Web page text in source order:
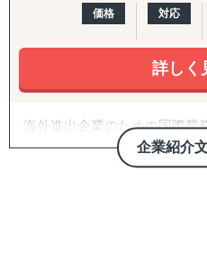
弊社の競合調査では、競合の
のマーケティング戦略の支援
サービス内容としては、業界
材などをご提供しております
また、他社が関わる分野の調
トからも大変好評をいただい
③アライアンス支援
価格 対応
詳しく
企業紹介
海外進出企業のための国際業
です。
上場企業を含む多くの日本企